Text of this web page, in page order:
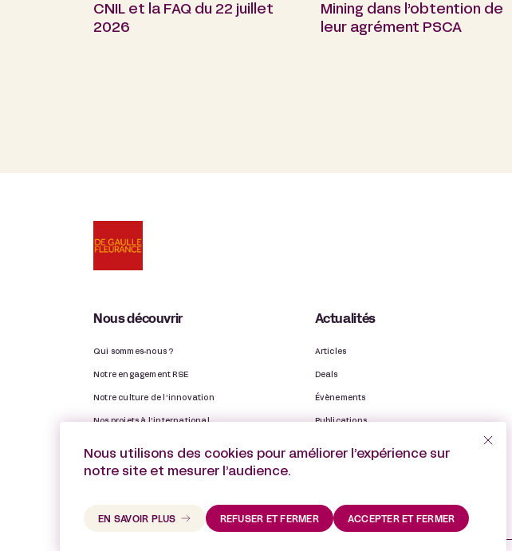
CNIL et la FAQ du 22 juillet
2026
Mining dans l’obtention de
leur agrément PSCA
Nous découvrir
Qui sommes-nous ?
Notre engagement RSE
Notre culture de l’innovation
Nos projets à l’international
Notre rapport d’activité
Actualités
Articles
Deals
Évènements
Publications
Nous utilisons des cookies pour améliorer l’expérience sur
notre site et mesurer l’audience.
ACCEPTER ET FERMER
REFUSER ET FERMER
EN SAVOIR PLUS